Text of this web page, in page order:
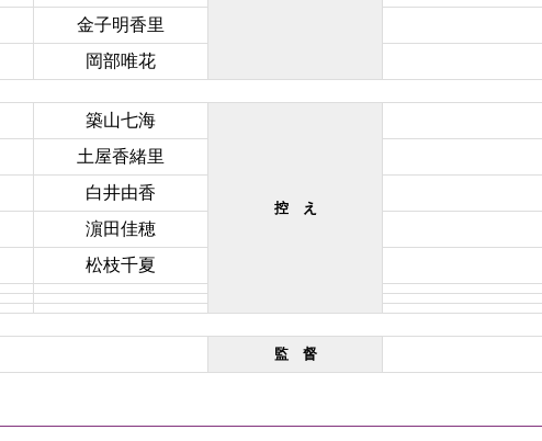
金子明香里
岡部唯花
築山七海
控 え
土屋香緒里
白井由香
濵田佳穂
松枝千夏
監 督